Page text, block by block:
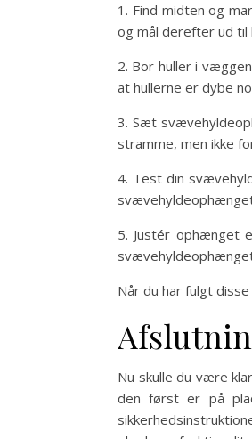
1. Find midten og
og mål derefter ud
2. Bor huller i
at hullerne er dybe
3. Sæt
stramme, men ikke
4. Test din
5. Justér ophænget
Når du har fulgt
Nu skulle du være
den først er på